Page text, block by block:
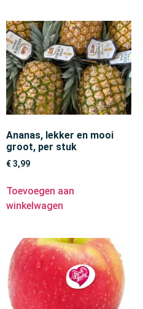
Ananas, lekker en mooi
groot, per stuk
€3,99
Toevoegen aan
winkelwagen